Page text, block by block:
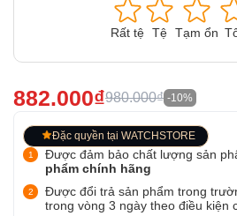
Rất tệ Tệ Tạm ổn
882.000₫980.000₫ -10%
Đặc quyền tại WATCHSTORE
Được đảm bảo chất lượng sản
phẩm chính hãng
Được đổi trả sản phẩm trong
trong vòng 3 ngày theo điều kiện